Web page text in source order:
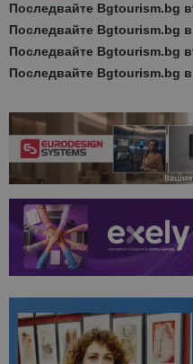
Последвайте Bgtourism.bg
Последвайте Bgtourism.bg в
Последвайте Bgtourism.bg
Последвайте Bgtourism.bg в